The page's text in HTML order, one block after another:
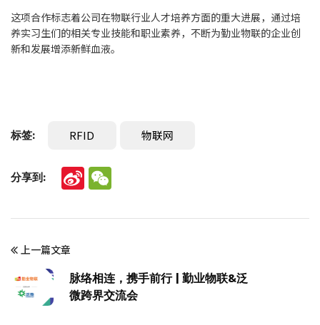
这项合作标志着公司在物联行业人才培养方面的重大进展，通过培
养实习生们的相关专业技能和职业素养，不断为勤业物联的企业创
新和发展增添新鲜血液。
标签: RFID 物联网
分享到:
Weibo
上一篇文章
脉络相连，携手前行 | 勤业物联&泛
微跨界交流会